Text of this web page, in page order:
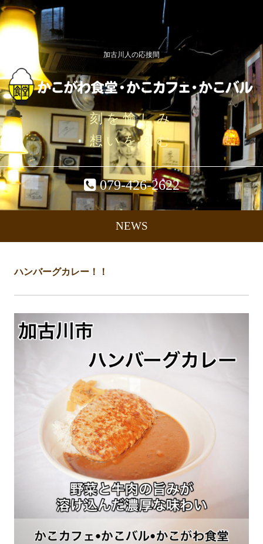
加古川人の応接間
刻を愉しみ
想いを刻む
079-426-2622
NEWS
ハンバーグカレー！！